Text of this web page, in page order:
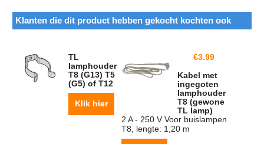
Klanten die dit product hebben gekocht kochten ook
TL
lamphouder
T8 (G13) T5
(G5) of T12
Klik hier
€3.99
Kabel met
ingegoten
lamphouder
T8 (gewone
TL lamp)
2 A - 250 V Voor buislampen
T8, lengte: 1,20 m